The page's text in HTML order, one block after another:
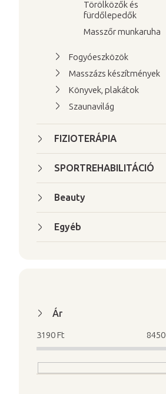
Törölközők és
fürdőlepedők
Masszőr munkaruha
Fogyóeszközök
Masszázs készítmények
Könyvek, plakátok
Szaunavilág
FIZIOTERÁPIA
SPORTREHABILITÁCIÓ
Beauty
Egyéb
Ár
3190Ft 8450